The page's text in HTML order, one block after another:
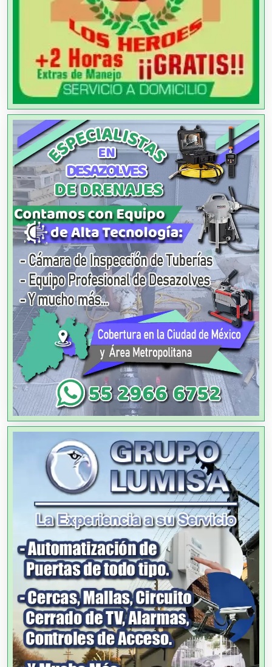
Aire Acondicionado
Alarmas
Albercas
Alimentos
Almacenaje
Alquiler de Autos
Alquiler de Equipos para Fiestas
Alquiler de Sillas y Mesas
Alquiler de Trajes de Etiqueta
Alta Costura
Aluminio
Ambulancias
Análisis Clínicos
Análisis de Aguas